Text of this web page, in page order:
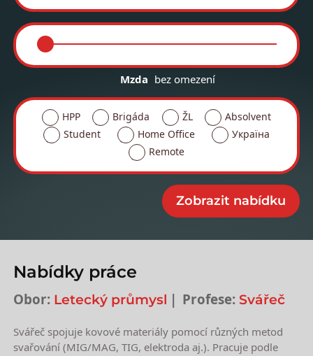
Mzda bez omezení
HPP Brigáda ŽL
Absolvent
Student
Home Office
Україна
Remote
Nabídky práce
Obor: Letecký průmysl Profese: Svářeč
Svářeč spojuje kovové materiály pomocí různých metod
svařování (MIG/MAG, TIG, elektroda aj.). Pracuje podle